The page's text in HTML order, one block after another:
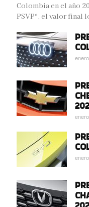
Colombia en el año
PSVP*, el valor final